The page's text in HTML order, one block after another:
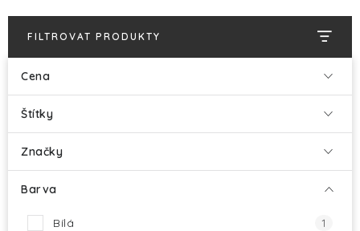
SILVESTR
VÁNOCE
Kontakt
Hodnocení obchodu
FILTROVAT PRODUKTY
Cena
Štítky
Značky
Barva
Bílá 1